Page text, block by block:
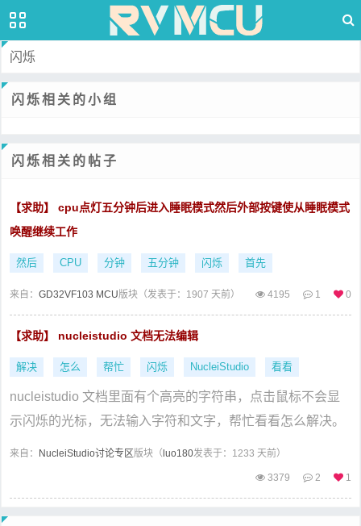
闪烁
闪烁相关的小组
闪烁相关的帖子
【求助】 cpu点灯五分钟后进入睡眠模式然后外部按键使从睡眠模式
唤醒继续工作
然后 CPU 分钟 五分钟 闪烁 首先
来自： GD32VF103 MCU版块（发表于：1907 天前） 4195 1 0
【求助】 nucleistudio 文档无法编辑
解决 怎么 帮忙 闪烁 NucleiStudio 看看
nucleistudio 文档里面有个高亮的字符串，点击鼠标不会显
示闪烁的光标，无法输入字符和文字，帮忙看看怎么解决。
来自： NucleiStudio讨论专区版块（ luo180发表于：1233 天前）
3379 2 1